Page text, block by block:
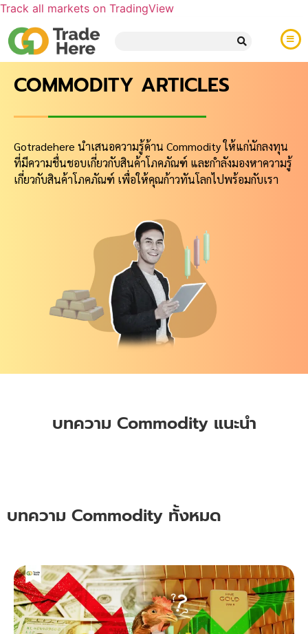
Track all markets on TradingView
COMMODITY ARTICLES
Gotradehere นำเสนอความรู้ด้าน Commodity ให้แก่นักลงทุน
ที่มีความชื่นชอบเกี่ยวกับสินค้าโภคภัณฑ์ และกำลังมองหาความรู้
เกี่ยวกับสินค้าโภคภัณฑ์ เพื่อให้คุณก้าวทันโลกไปพร้อมกับเรา
บทความ Commodity แนะนำ
บทความ Commodity ทั้งหมด